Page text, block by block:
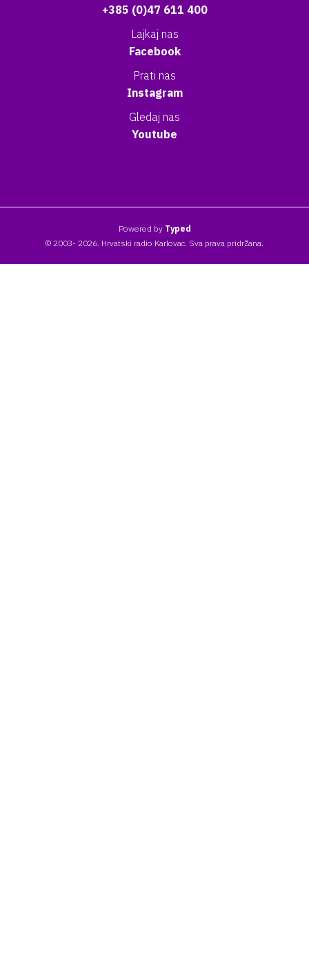
+385 (0)47 611 400
Lajkaj nas
Facebook
Prati nas
Instagram
Gledaj nas
Youtube
Powered by Typed
© 2003- 2026. Hrvatski radio Karlovac. Sva prava pridržana.